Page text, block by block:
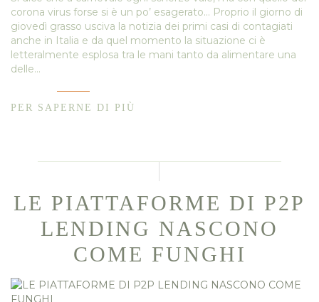
corona virus forse si è un po’ esagerato… Proprio il giorno di
giovedì grasso usciva la notizia dei primi casi di contagiati
anche in Italia e da quel momento la situazione ci è
letteralmente esplosa tra le mani tanto da alimentare una
delle…
PER SAPERNE DI PIÙ
LE PIATTAFORME DI P2P
LENDING NASCONO
COME FUNGHI